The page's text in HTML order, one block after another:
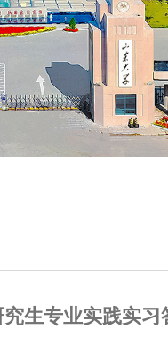
生专业实践实